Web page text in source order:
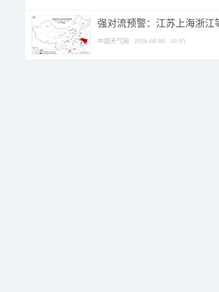
强对流预警：江苏上海浙江
中国天气网 2026-08-08 10:05